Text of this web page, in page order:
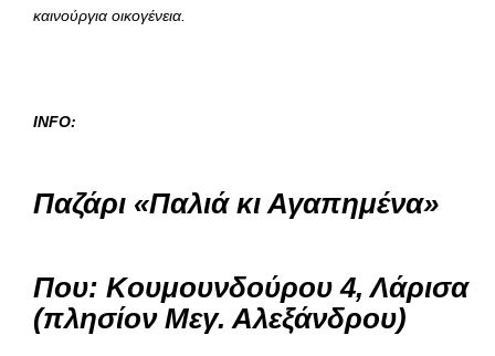
καινούργια οικογένεια.
INFO:
Παζάρι «Παλιά κι Αγαπημένα»
Που: Κουμουνδούρου 4, Λάρισα
(πλησίον Μεγ. Αλεξάνδρου)